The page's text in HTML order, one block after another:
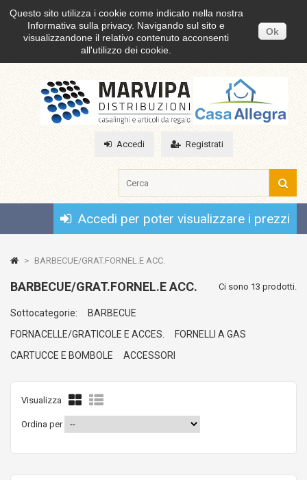
Questo sito utilizza i cookie come indicato nella nostra
Informativa sulla privacy. Navigando sul sito e
visualizzandone il relativo contenuto acconsenti
all'utilizzo dei cookie.
Ok
Accedi Registrati
Accedi per poter visualizzare i prezzi
> BARBECUE/GRAT.FORNEL.E ACC.
BARBECUE/GRAT.FORNEL.E ACC. Ci sono 13 prodotti.
Sottocategorie:
BARBECUE
FORNACELLE/GRATICOLE E ACCES.
FORNELLI A GAS
CARTUCCE E BOMBOLE
ACCESSORI
Visualizza
Ordina per